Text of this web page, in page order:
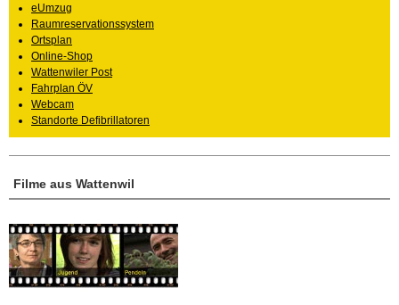
Filme aus Wattenwil
eUmzug
Raumreservationssystem
Ortsplan
Online-Shop
Wattenwiler Post
Fahrplan ÖV
Webcam
Standorte Defibrillatoren